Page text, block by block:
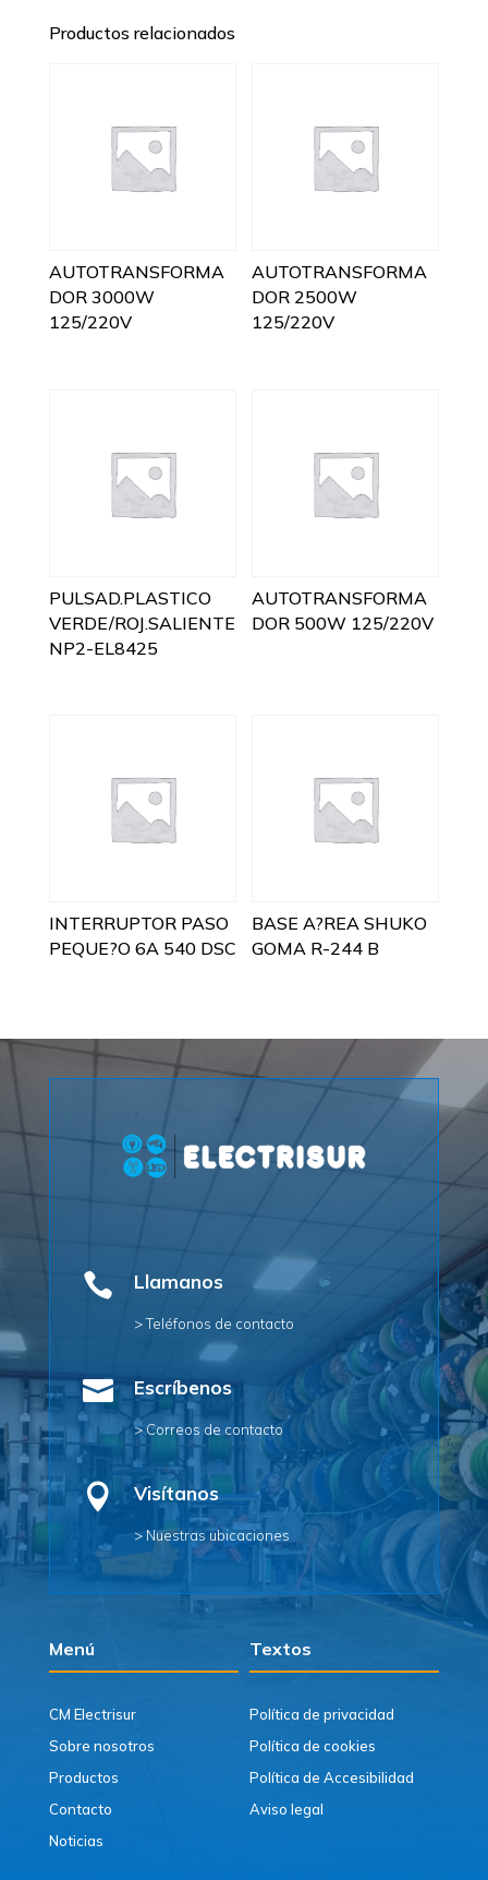
Productos relacionados
AUTOTRANSFORMA
DOR 3000W
125/220V
AUTOTRANSFORMA
DOR 2500W
125/220V
PULSAD.PLASTICO
VERDE/ROJ.SALIENTE
NP2-EL8425
AUTOTRANSFORMA
DOR 500W 125/220V
INTERRUPTOR PASO
PEQUE?O 6A 540 DSC
BASE A?REA SHUKO
GOMA R-244 B
 Llamanos
> Teléfonos de contacto
 Escríbenos
> Correos de contacto
 Visítanos
> Nuestras ubicaciones
Menú Textos
CM Electrisur
Sobre nosotros
Productos
Contacto
Noticias
Política de privacidad
Política de cookies
Política de Accesibilidad
Aviso legal